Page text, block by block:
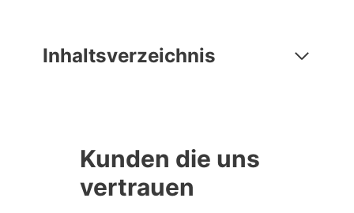
Inhaltsverzeichnis
Kunden die uns
vertrauen